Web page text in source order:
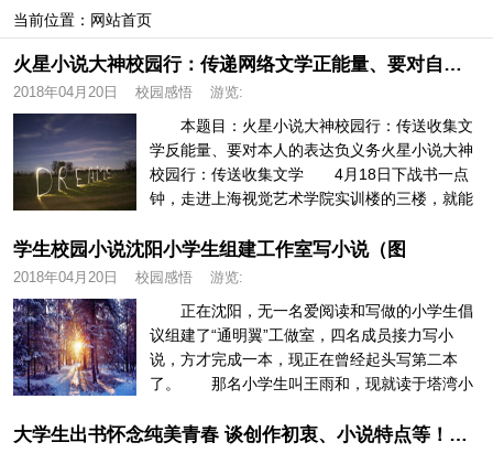
当前位置： 网站首页
火星小说大神校园行：传递网络文学正能量、要对自己的表达负责任-学生校园小说
2018年04月20日 校园感悟 游览:
本题目：火星小说大神校园行：传送收集文
学反能量、要对本人的表达负义务火星小说大神
校园行：传送收集文学 4月18日下战书一点
钟，走进上海视觉艺术学院实训楼的三楼，就能
学生校园小说沈阳小学生组建工作室写小说（图
2018年04月20日 校园感悟 游览:
正在沈阳，无一名爱阅读和写做的小学生倡
议组建了“通明翼”工做室，四名成员接力写小
说，方才完成一本，现正在曾经起头写第二本
了。 那名小学生叫王雨和，现就读于塔湾小
大学生出书怀念纯美青春 谈创作初衷、小说特点等！学生校园小说